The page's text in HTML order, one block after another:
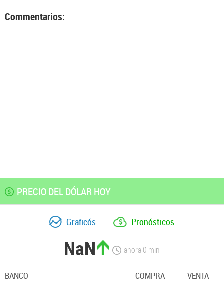
Commentarios:
PRECIO DEL DÓLAR HOY
Graficós Pronósticos
NaN ahora0 min
BANCO COMPRA VENTA